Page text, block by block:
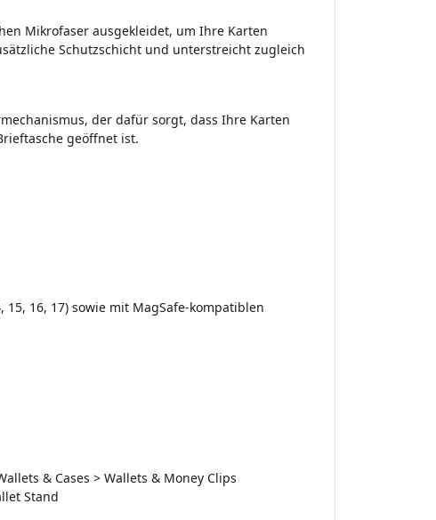
Mikrofaser ausgekleidet, um Ihre Karten
Schutzschicht und unterstreicht zugleich
der dafür sorgt, dass Ihre Karten
geöffnet ist.
16, 17) sowie mit MagSafe-kompatiblen
& Cases > Wallets & Money Clips
Stand